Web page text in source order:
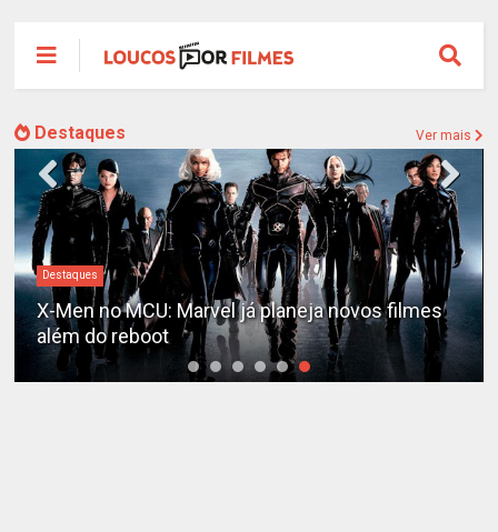
Destaques Ver mais
Destaques
X-Men no MCU: Marvel já planeja novos filmes
além do reboot